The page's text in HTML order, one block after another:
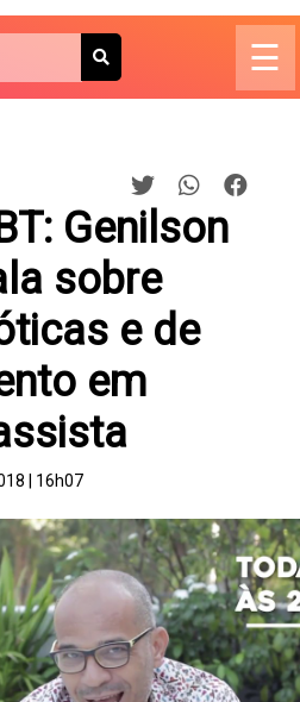
☰
Genilson
sobre
e de
em
| 16h07